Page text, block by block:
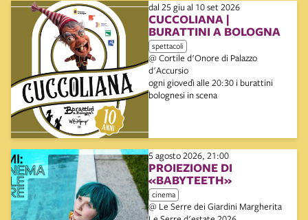
dal 25 giu al 10 set 2026
CUCCOLIANA |
BURATTINI A BOLOGNA
spettacoli
@ Cortile d'Onore di Palazzo
d'Accursio
ogni giovedì alle 20:30 i burattini
bolognesi in scena
5 agosto 2026, 21:00
PROIEZIONE DI
«BABYTEETH»
cinema
@ Le Serre dei Giardini Margherita